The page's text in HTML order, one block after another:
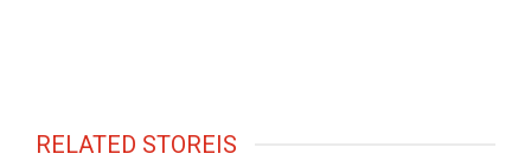
RELATED STOREIS